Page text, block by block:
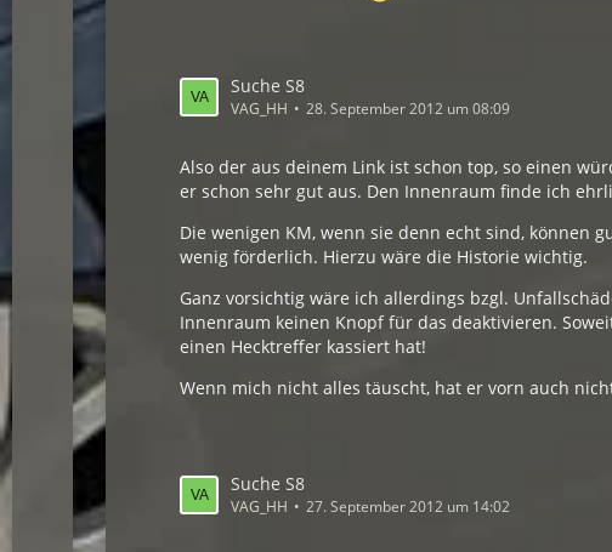
Suche S8
VAG_HH 28. September 2012 um 08:09
Also der aus deinem Link ist schon top, so einen
er schon sehr gut aus. Den Innenraum finde ich
Die wenigen KM, wenn sie denn echt sind, können
wenig förderlich. Hierzu wäre die Historie wichtig.
Ganz vorsichtig wäre ich allerdings bzgl.
Innenraum keinen Knopf für das deaktivieren.
einen Hecktreffer kassiert hat!
Wenn mich nicht alles täuscht, hat er vorn auch
Suche S8
VAG_HH 27. September 2012 um 14:02